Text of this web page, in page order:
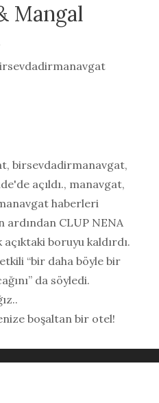
Mangal
, birsevdadirmanavgat,
açıldı., manavgat,
haberleri
ardından CLUP NENA
boruyu kaldırdı.
“bir daha böyle bir
da söyledi.
boşaltan bir otel!